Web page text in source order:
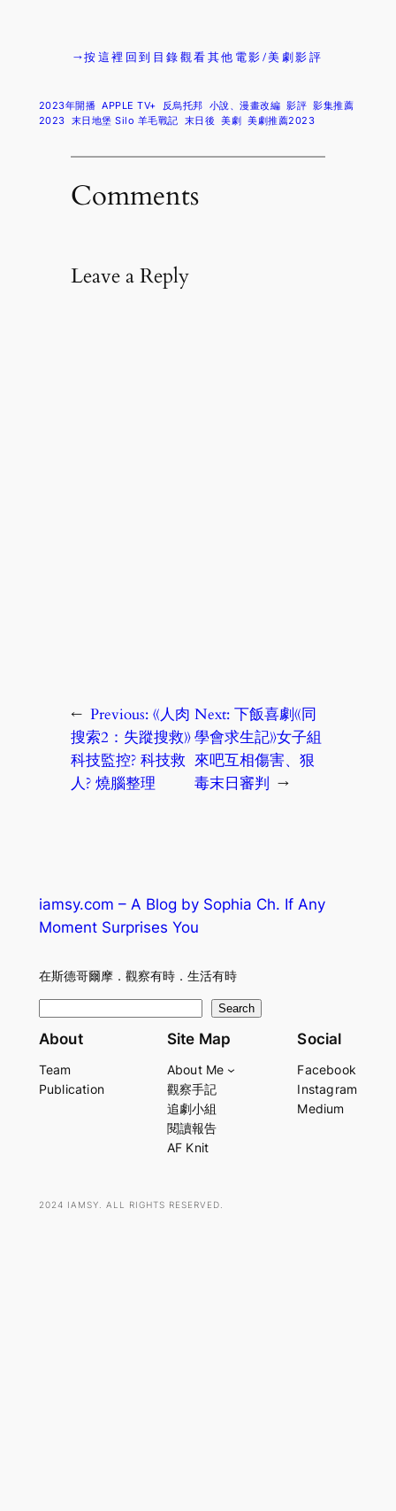
→按這裡回到目錄觀看其他電影/美劇影評
2023年開播 APPLE TV+ 反烏托邦 小說、漫畫改編 影評 影集推薦
2023 末日地堡 Silo 羊毛戰記 末日後 美劇 美劇推薦2023
Comments
Leave a Reply
← Previous: 《人肉
搜索2：失蹤搜救》
科技監控? 科技救
人? 燒腦整理
Next:下飯喜劇《同
學會求生記》女子組
來吧互相傷害、狠
毒末日審判 →
iamsy.com – A Blog by Sophia Ch. If Any
Moment Surprises You
在斯德哥爾摩．觀察有時．生活有時
e
r
Search
About
Team
Publication
Site Map
About Me
觀察手記
追劇小組
閱讀報告
AF Knit
Social
Facebook
Instagram
Medium
2024 IAMSY. ALL RIGHTS RESERVED.